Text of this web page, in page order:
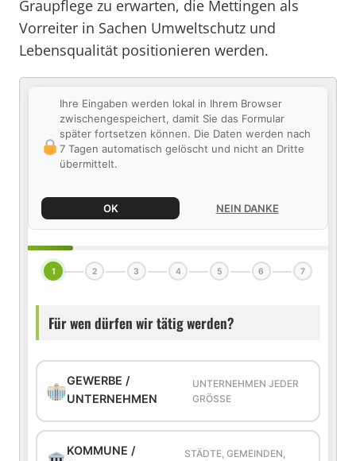
Graupflege zu erwarten, die Mettingen als
Vorreiter in Sachen Umweltschutz und
Lebensqualität positionieren werden.
Ihre Eingaben werden lokal in Ihrem Browser
zwischengespeichert, damit Sie das Formular
später fortsetzen können. Die Daten werden nach
7 Tagen automatisch gelöscht und nicht an Dritte
übermittelt.
OK NEIN DANKE
1 2 3 4 5 6 7
Für wen dürfen wir tätig werden?
GEWERBE /
UNTERNEHMEN
UNTERNEHMEN JEDER
GRÖSSE
KOMMUNE /
STÄDTE, GEMEINDEN,